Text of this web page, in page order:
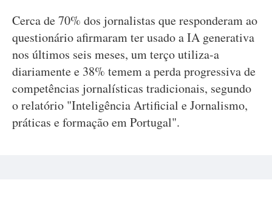
Cerca de 70% dos jornalistas que responderam ao
questionário afirmaram ter usado a IA generativa
nos últimos seis meses, um terço utiliza-a
diariamente e 38% temem a perda progressiva de
competências jornalísticas tradicionais, segundo
o relatório "Inteligência Artificial e Jornalismo,
práticas e formação em Portugal".